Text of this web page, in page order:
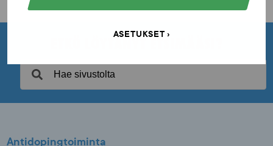
ASETUKSET
ETKÖ LÖYTÄNYT ETSIMÄÄSI?
Antidopingtoiminta